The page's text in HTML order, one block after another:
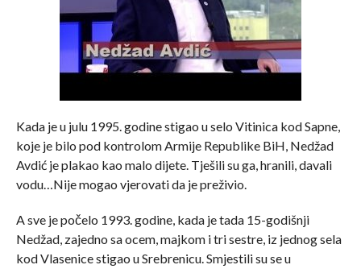
Kada je u julu 1995. godine stigao u selo Vitinica kod Sapne,
koje je bilo pod kontrolom Armije Republike BiH, Nedžad
Avdić je plakao kao malo dijete. Tješili su ga, hranili, davali
vodu…Nije mogao vjerovati da je preživio.
A sve je počelo 1993. godine, kada je tada 15-godišnji
Nedžad, zajedno sa ocem, majkom i tri sestre, iz jednog sela
kod Vlasenice stigao u Srebrenicu. Smjestili su se u